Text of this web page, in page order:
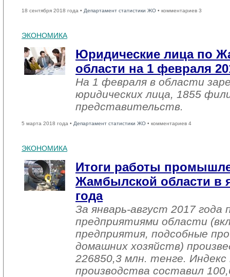
18 сентября 2018 года • Департамент статистики ЖО • комментариев 3
ЭКОНОМИКА
Юридические лица по
области на 1 февраля
На 1 февраля в области
юридических лица, 1855
представительств.
5 марта 2018 года • Департамент статистики ЖО • комментариев 4
ЭКОНОМИКА
Итоги работы
Жамбылской области в
года
За январь-август 2017
предприятиями области
предприятия, подсобные
домашних хозяйств)
226850,3 млн. тенге.
производства составил